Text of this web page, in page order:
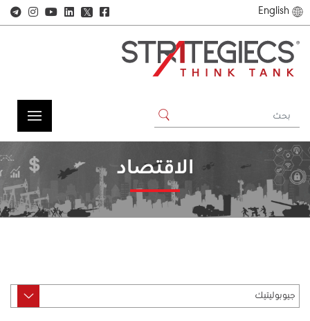
English
𝕏
الاقتصاد